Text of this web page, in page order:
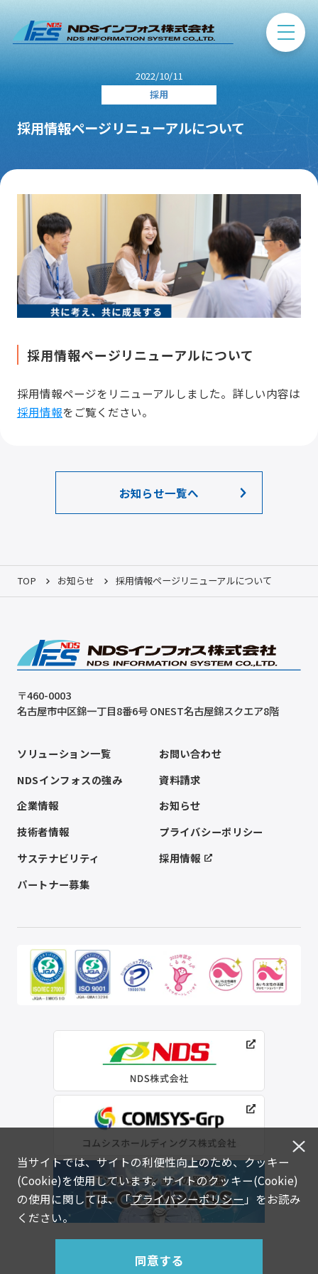
2022/10/11
採用
採用情報ページリニューアルについて
採用情報ページリニューアルについて
採用情報ページをリニューアルしました。詳しい内容は
採用情報をご覧ください。
お知らせ一覧へ
TOP お知らせ 採用情報ページリニューアルについて
〒460-0003
名古屋市中区錦一丁目8番6号 ONEST名古屋錦スクエア8階
ソリューション一覧
NDSインフォスの強み
企業情報
技術者情報
サステナビリティ
パートナー募集
お問い合わせ
資料請求
お知らせ
プライバシーポリシー
採用情報
当サイトでは、サイトの利便性向上のため、クッキー
(Cookie)を使用しています。サイトのクッキー(Cookie)
の使用に関しては、「プライバシーポリシー 」をお読み
ください。
同意する